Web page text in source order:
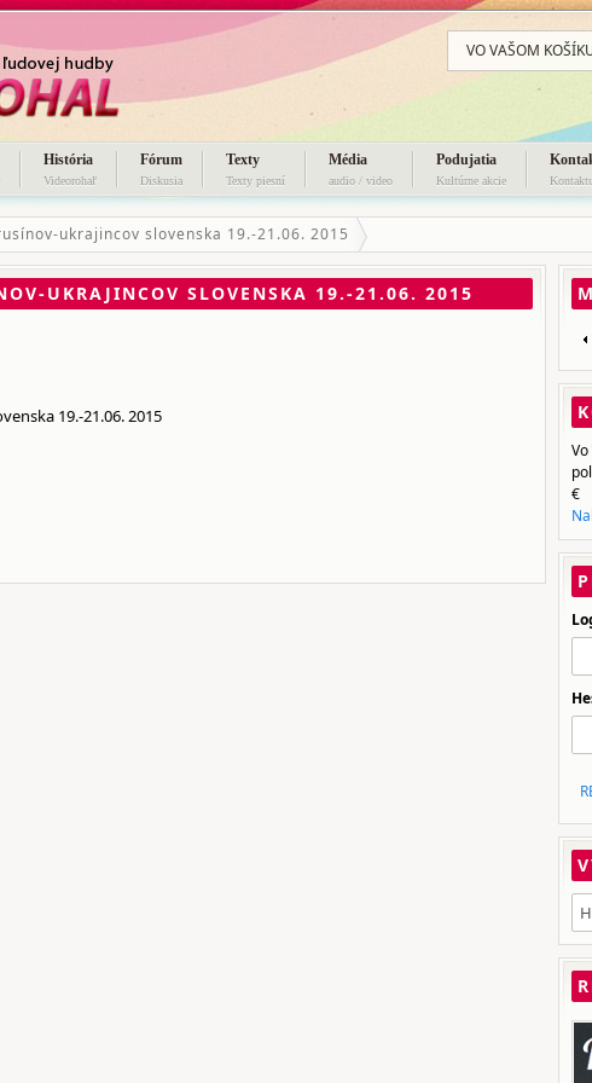
História
Videorohaľ
Fórum
Diskusia
Texty
Texty piesní
Média
audio / video
Podujatia
Kultúrne akcie
VO VAŠOM
ukrajincov slovenska 19.-21.06. 2015
UKRAJINCOV SLOVENSKA 19.-21.06. 2015
19.-21.06. 2015
€